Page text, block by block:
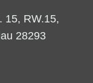
15, RW.15,
28293